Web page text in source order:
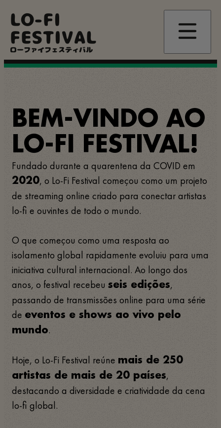
para
conteúdo
principal
LO-FI
FESTIVAL
ローファイフェスティバル
BEM-VINDO AO
LO-FI FESTIVAL!
Fundado durante a quarentena da COVID em
2020, o Lo-Fi Festival começou como um projeto
de streaming online criado para conectar artistas
lo-fi e ouvintes de todo o mundo.
O que começou como uma resposta ao
isolamento global rapidamente evoluiu para uma
iniciativa cultural internacional. Ao longo dos
anos, o festival recebeu seis edições,
passando de transmissões online para uma série
de eventos e shows ao vivo pelo
mundo.
Hoje, o Lo-Fi Festival reúne mais de 250
artistas de mais de 20 países,
destacando a diversidade e criatividade da cena
lo-fi global.